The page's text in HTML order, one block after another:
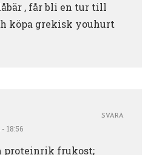
, får bli en tur till
köpa grekisk youhurt
18:56
proteinrik frukost;
SVARA